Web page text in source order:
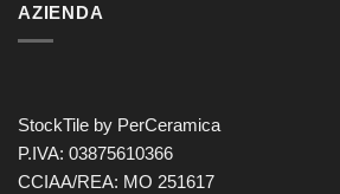
AZIENDA
StockTile by PerCeramica
P.IVA: 03875610366
CCIAA/REA: MO 251617